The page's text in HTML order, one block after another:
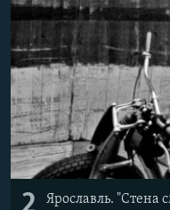
Ярославль. "Стена